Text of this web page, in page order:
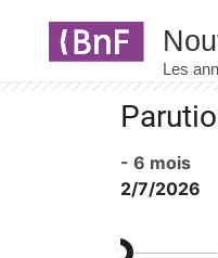
- 6 mois
2/7/2026